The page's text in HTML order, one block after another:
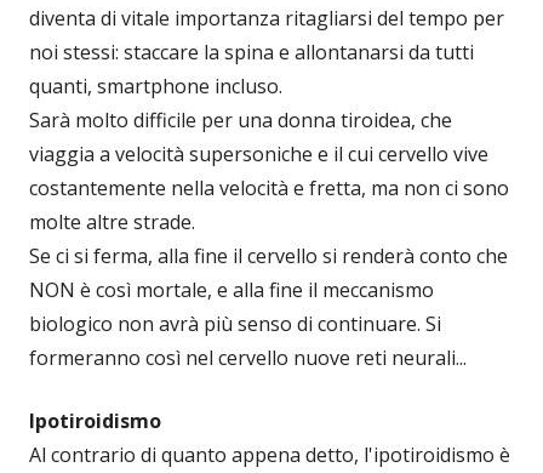
diventa di vitale importanza ritagliarsi del tempo per
noi stessi: staccare la spina e allontanarsi da tutti
quanti, smartphone incluso.
Sarà molto difficile per una donna tiroidea, che
viaggia a velocità supersoniche e il cui cervello vive
costantemente nella velocità e fretta, ma non ci sono
molte altre strade.
Se ci si ferma, alla fine il cervello si renderà conto che
NON è così mortale, e alla fine il meccanismo
biologico non avrà più senso di continuare. Si
formeranno così nel cervello nuove reti neurali...
Ipotiroidismo
Al contrario di quanto appena detto, l'ipotiroidismo è